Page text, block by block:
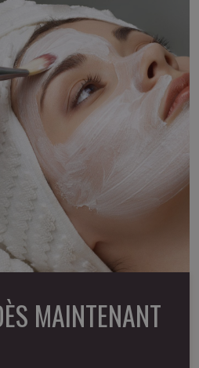
MAINTENANT